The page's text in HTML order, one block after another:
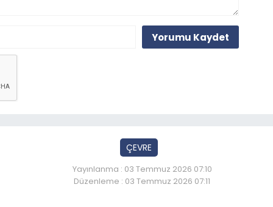
Yorumu Kaydet
ÇEVRE
Yayınlanma : 03 Temmuz 2026 07:10
Düzenleme : 03 Temmuz 2026 07:11